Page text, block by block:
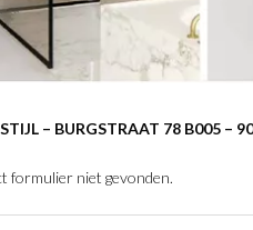
– BURGSTRAAT 78 B005 –
formulier niet gevonden.